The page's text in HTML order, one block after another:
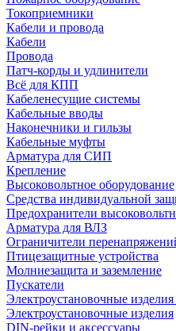
Токоприемники
Кабели и провода
Кабели
Провода
Патч-корды и удлинители
Всё для КПП
Кабеленесущие системы
Кабельные вводы
Наконечники и гильзы
Кабельные муфты
Арматура для СИП
Крепление
Высоковольтное оборудование
Средства индивидуальной
Предохранители
Арматура для ВЛЗ
Ограничители
Птицезащитные устройства
Молниезащита и заземление
Пускатели
Электроустановочные
Электроустановочные изделия
DIN-рейки и аксессуары